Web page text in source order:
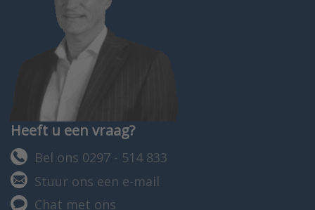
Heeft u een vraag?
Bel ons 0297 - 514 833
Stuur ons een e-mail
Chat met ons